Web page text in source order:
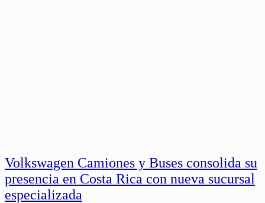
Volkswagen Camiones y Buses consolida su
presencia en Costa Rica con nueva sucursal
especializada